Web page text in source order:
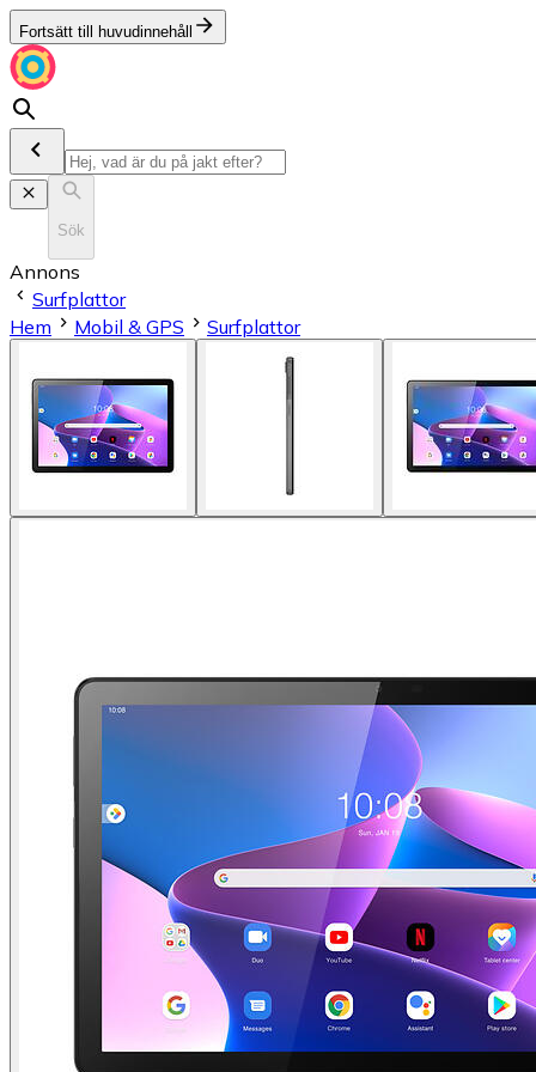
Fortsätt till huvudinnehåll
Sök
Annons
Surfplattor
Hem
Mobil & GPS Surfplattor